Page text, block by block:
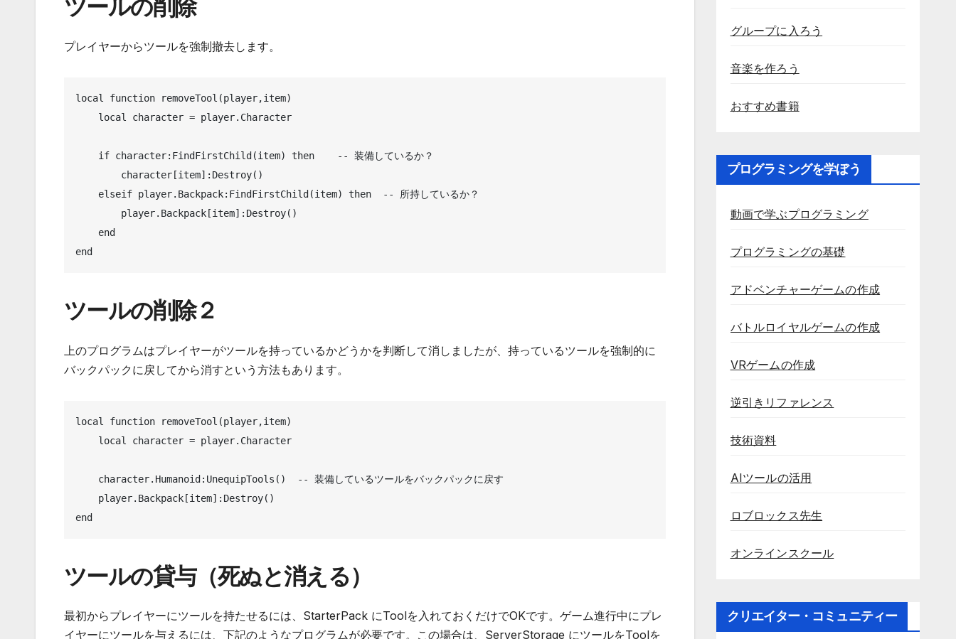
ツールの削除
プレイヤーからツールを強制撤去します。
local function removeTool(player,item)
end
ツールの削除２
上のプログラムはプレイヤーがツールを持っているかどうかを判断して消しましたが、持っているツールを強制的に
バックパックに戻してから消すという方法もあります。
local function removeTool(player,item)
end
ツールの貸与（死ぬと消える）
最初からプレイヤーにツールを持たせるには、StarterPack にToolを入れておくだけでOKです。ゲーム進行中にプレ
イヤーにツールを与えるには、下記のようなプログラムが必要です。この場合は、ServerStorage にツールをToolを
グループに入ろう
音楽を作ろう
おすすめ書籍
プログラミングを学ぼう
動画で学ぶプログラミング
プログラミングの基礎
アドベンチャーゲームの作成
バトルロイヤルゲームの作成
VRゲームの作成
逆引きリファレンス
技術資料
AIツールの活用
ロブロックス先生
オンラインスクール
クリエイター・コミュニティー